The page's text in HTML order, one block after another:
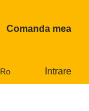
Comanda mea
Ro Intrare